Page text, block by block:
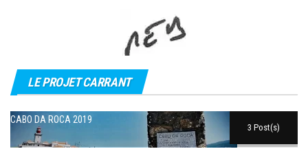
LE PROJET CARRANT
CABO DA ROCA 2019
3 Post(s)